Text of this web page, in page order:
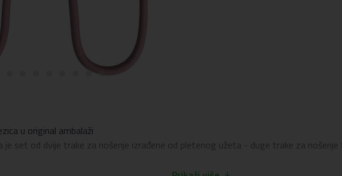
u original ambalaži
je set od dvije trake za nošenje izrađene od pletenog užeta - duge trake za